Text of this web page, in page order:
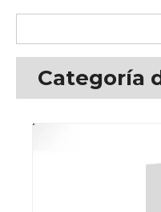
Categoría